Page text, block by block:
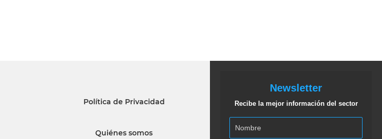
Política de Privacidad
Quiénes somos
Newsletter
Recibe la mejor información del sector